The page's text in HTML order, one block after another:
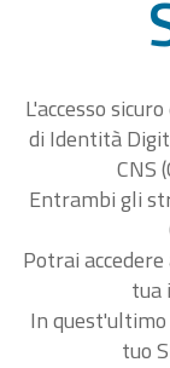
L'accesso
di Identità
CNS
Entrambi gli
Potrai
tua
In
tuo